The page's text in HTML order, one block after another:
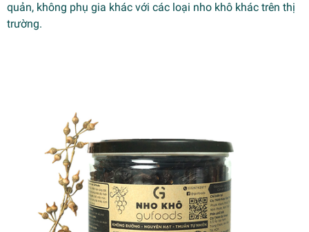
quản, không phụ gia khác với các loại nho khô khác trên thị
trường.